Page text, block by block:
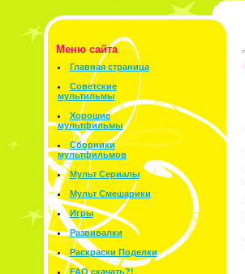
Меню сайта
Главная страница
Советские
мультильмы
Хорошие
мультфильмы
Сборники
мультфильмов
Мульт Сериалы
Мульт Смешарики
Игры
Развивалки
Раскраски Поделки
FAQ скачать?!